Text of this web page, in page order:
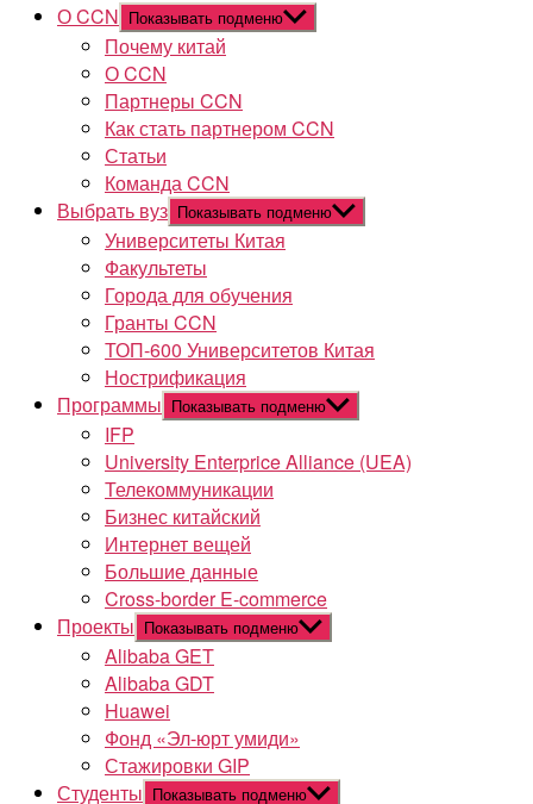
О CCN Показывать подменю
Почему китай
О CCN
Партнеры CCN
Как стать партнером CCN
Статьи
Команда CCN
Выбрать вуз Показывать подменю
Университеты Китая
Факультеты
Города для обучения
Гранты CCN
ТОП-600 Университетов Китая
Нострификация
Программы Показывать подменю
IFP
University Enterprice Alliance (UEA)
Телекоммуникации
Бизнес китайский
Интернет вещей
Большие данные
Cross-border E-commerce
Проекты Показывать подменю
Alibaba GET
Alibaba GDT
Huawei
Фонд «Эл-юрт умиди»
Стажировки GIP
Студенты Показывать подменю